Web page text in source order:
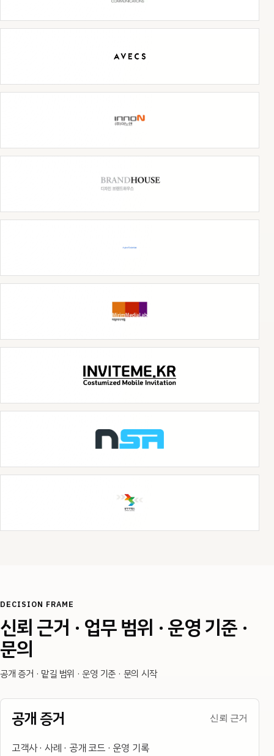
DECISION FRAME
신뢰 근거 · 업무 범위 · 운영 기준 ·
문의
공개 증거 · 맡길 범위 · 운영 기준 · 문의 시작
공개 증거 신뢰 근거
고객사 · 사례 · 공개 코드 · 운영 기록